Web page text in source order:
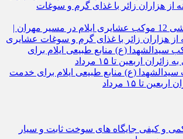
مدیریت چرخشی 12 موکب‌ عشایری ایلام در مسیر مهران |
از هزاران زائر با غذای گرم و سوغات عشایری
(ع) منابع طبیعی ایلام برای خدمت‌